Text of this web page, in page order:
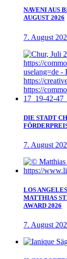
NAVENI AUS
AUGUST 2026
7. August
DIE STADT
7. August
LOS
MATTHIAS
AWARD 2026
7. August